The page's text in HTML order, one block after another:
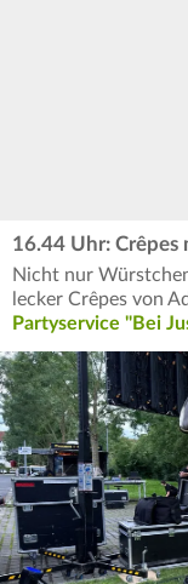
16.44 Uhr: Crêpes
Nicht nur
lecker Crêpes von
Partyservice "Bei